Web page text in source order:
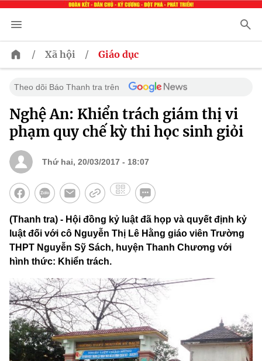
/ Xã hội / Giáo dục
Theo dõi Báo Thanh tra trên
Nghệ An: Khiển trách giám thị vi
phạm quy chế kỳ thi học sinh giỏi
Thứ hai, 20/03/2017 - 18:07
(Thanh tra) - Hội đồng kỷ luật đã họp và quyết định kỷ
luật đối với cô Nguyễn Thị Lê Hằng giáo viên Trường
THPT Nguyễn Sỹ Sách, huyện Thanh Chương với
hình thức: Khiển trách.